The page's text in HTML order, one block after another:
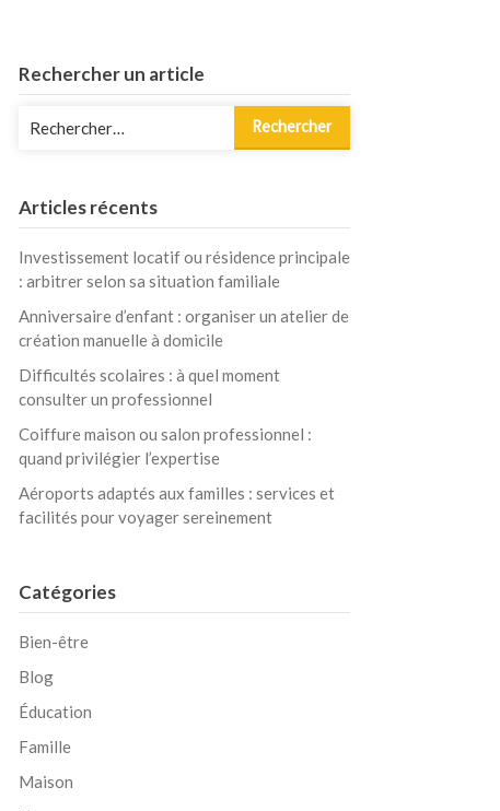
Rechercher un article
Articles récents
Investissement locatif ou résidence principale
: arbitrer selon sa situation familiale
Anniversaire d’enfant : organiser un atelier de
création manuelle à domicile
Difficultés scolaires : à quel moment
consulter un professionnel
Coiffure maison ou salon professionnel :
quand privilégier l’expertise
Aéroports adaptés aux familles : services et
facilités pour voyager sereinement
Catégories
Bien-être
Blog
Éducation
Famille
Maison